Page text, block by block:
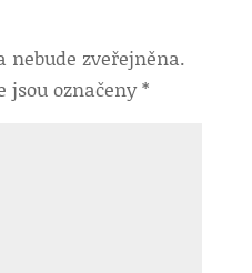
nebude zveřejněna.
jsou označeny*